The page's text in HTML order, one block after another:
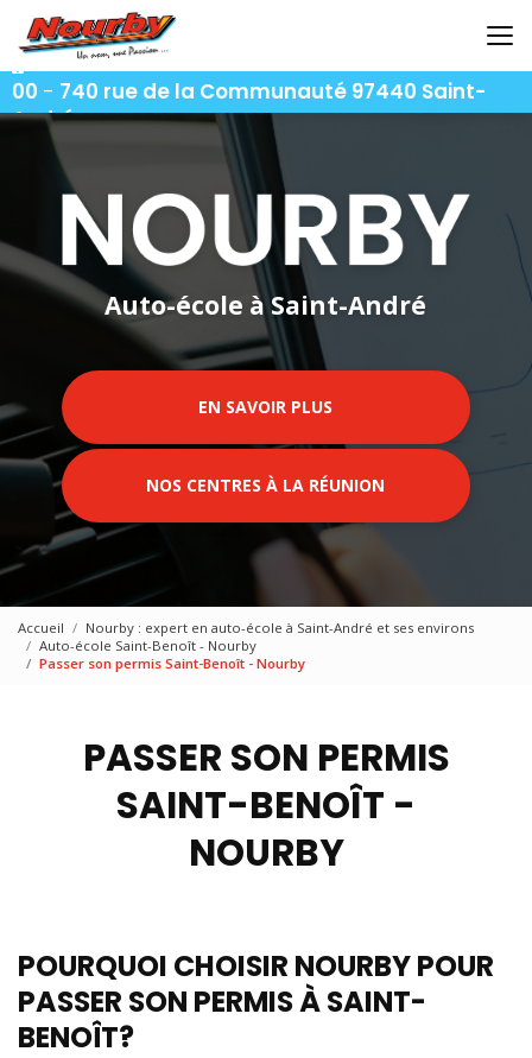
contenu
principal
06 92 92 25 51-06 92 62 62 91-06 92 94 94
00 - 740 rue de la Communauté 97440 Saint-
André
Auto-école à Saint-André
EN SAVOIR PLUS
NOS CENTRES À LA RÉUNION
Accueil
Nourby : expert en auto-école à Saint-André et ses environs
Auto-école Saint-Benoît - Nourby
Passer son permis Saint-Benoît - Nourby
PASSER SON PERMIS
SAINT-BENOÎT -
NOURBY
POURQUOI CHOISIR NOURBY POUR
PASSER SON PERMIS À SAINT-
BENOÎT?